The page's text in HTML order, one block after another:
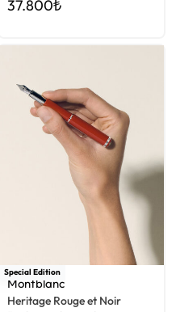
37.800₺
Special Edition
Montblanc
Heritage Rouge et Noir